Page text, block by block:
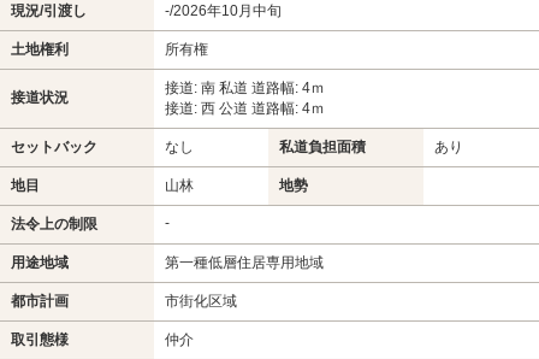
現況/引渡し -/2026年10月中旬
土地権利 所有権
接道状況
接道: 南 私道 道路幅: 4ｍ
接道: 西 公道 道路幅: 4ｍ
セットバック なし 私道負担面積 あり
地目 山林 地勢
法令上の制限 -
用途地域 第一種低層住居専用地域
都市計画 市街化区域
取引態様 仲介